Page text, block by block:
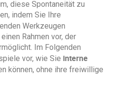
diese Spontaneität zu
indem Sie Ihre
Werkzeugen
Rahmen vor, der
Im Folgenden
vor, wie Sie interne
können, ohne ihre freiwillige